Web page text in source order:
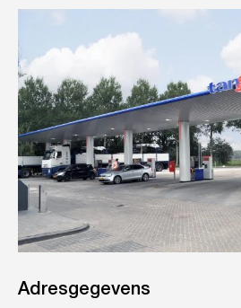
Adresgegevens